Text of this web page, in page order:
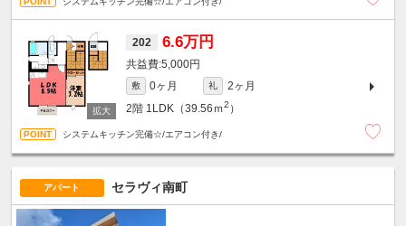
202 6.6万円
5,000円
敷 0ヶ月 礼
2ヶ月
2階 1LDK（39.56ｍ2 ）
システムキッチン完備☆/エアコン付き/
アパート セラヴィ南町